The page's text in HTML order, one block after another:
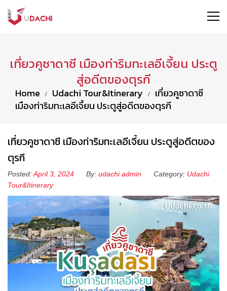
เที่ยวคูซาดาซี เมืองท่าริมทะเลอีเจี้ยน ประตู
สู่อดีตของตุรกี
Home Udachi Tour&Itinerary
เที่ยวคูซาดาซี
เมืองท่าริมทะเลอีเจี้ยน ประตูสู่อดีตของตุรกี
เที่ยวคูซาดาซี เมืองท่าริมทะเลอีเจี้ยน ประตูสู่อดีตของ
ตุรกี
Posted:April 3, 2024 By: udachi admin Category: Udachi
Tour&Itinerary